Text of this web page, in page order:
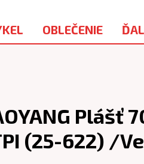
OBLEČENIE
Plášť
(25-622) /